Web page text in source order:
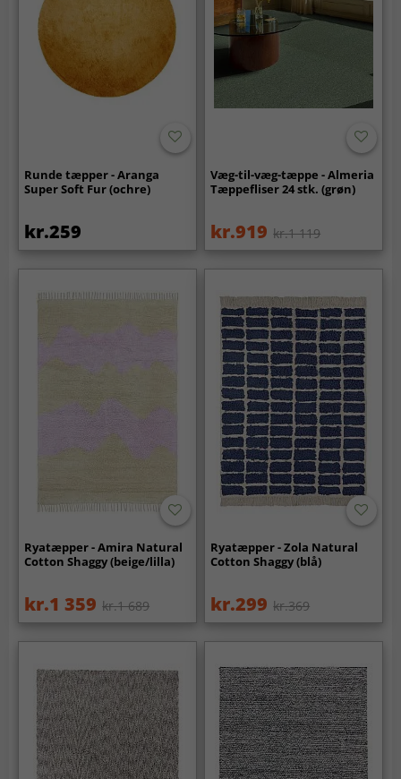
Runde tæpper - Aranga
Super Soft Fur (ochre)
kr.259
Væg-til-væg-tæppe - Almeria
Tæppefliser 24 stk. (grøn)
kr.919 kr.1 119
Ryatæpper - Amira Natural
Cotton Shaggy (beige/lilla)
kr.1 359 kr.1 689
Ryatæpper - Zola Natural
Cotton Shaggy (blå)
kr.299 kr.369